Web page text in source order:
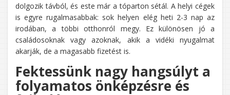
dolgozik távból, és este már a tóparton sétál. A helyi cégek
is egyre rugalmasabbak: sok helyen elég heti 2-3 nap az
irodában, a többi otthonról megy. Ez különösen jó a
családosoknak vagy azoknak, akik a vidéki nyugalmat
akarják, de a magasabb fizetést is.
Fektessünk nagy hangsúlyt a
folyamatos önképzésre és